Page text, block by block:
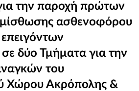
την παροχή πρώτων
μίσθωσης ασθενοφόρου
επειγόντων
δύο Τμήματα για την
του
Χώρου Ακρόπολης &